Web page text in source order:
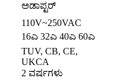
ಅಡಾಪ್ಟರ್
110V~250VAC
16ಎ 32ಎ 40ಎ 60ಎ
TUV, CB, CE,
UKCA
2 ವರ್ಷಗಳು